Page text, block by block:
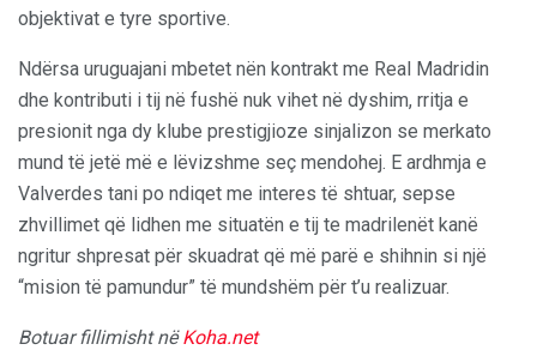
objektivat e tyre sportive.
Ndërsa uruguajani mbetet nën kontrakt me Real Madridin
dhe kontributi i tij në fushë nuk vihet në dyshim, rritja e
presionit nga dy klube prestigjioze sinjalizon se merkato
mund të jetë më e lëvizshme seç mendohej. E ardhmja e
Valverdes tani po ndiqet me interes të shtuar, sepse
zhvillimet që lidhen me situatën e tij te madrilenët kanë
ngritur shpresat për skuadrat që më parë e shihnin si një
“mision të pamundur” të mundshëm për t’u realizuar.
Botuar fillimisht nëKoha.net